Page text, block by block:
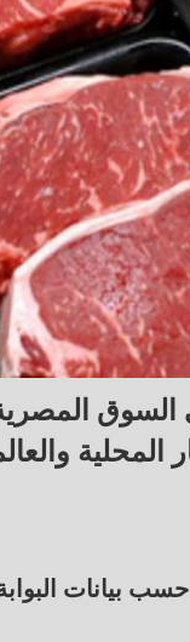
المحلية
بيانات